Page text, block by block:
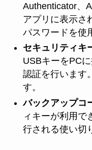
Authenticator、
アプリに表示さ
パスワードを使
セキュリティキ
USBキーをPC
認証を行います
す。
バックアップコ
ィキーが利用で
行される使い切